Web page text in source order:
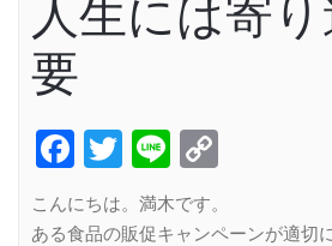
人生には寄
要
Facebook
Twitter
Line
こんにちは。満木です。
ある食品の販促キャンペーンが適切